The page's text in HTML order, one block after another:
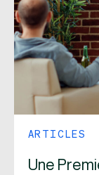
ARTICLES
Une